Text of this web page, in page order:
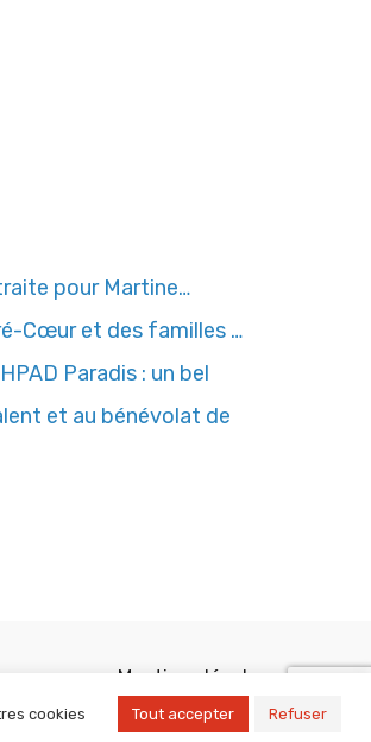
pour Martine…
Cœur et des familles …
Paradis : un bel
et au bénévolat de
Mentions légales
cookies Tout accepter Refuser